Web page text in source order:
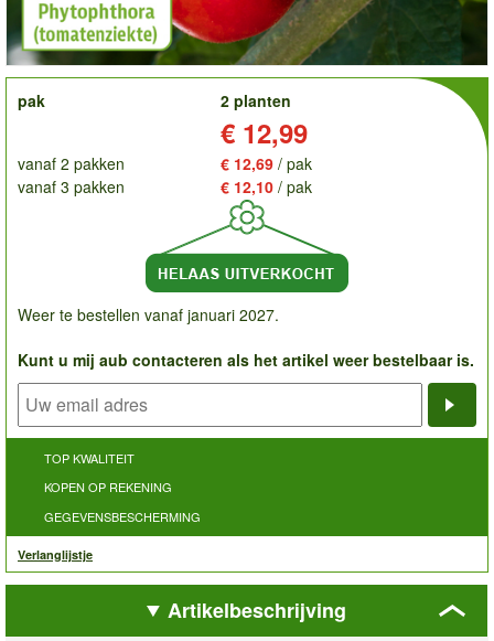
order
pak
2 planten
€ 12,99
vanaf 2 pakken € 12,69 / pak
vanaf 3 pakken
€ 12,10 / pak
Weer te bestellen vanaf januari 2027.
Kunt u mij aub contacteren als het artikel weer bestelbaar is.
TOP KWALITEIT
KOPEN OP REKENING
GEGEVENSBESCHERMING
Verlanglijstje
Artikelbeschrijving